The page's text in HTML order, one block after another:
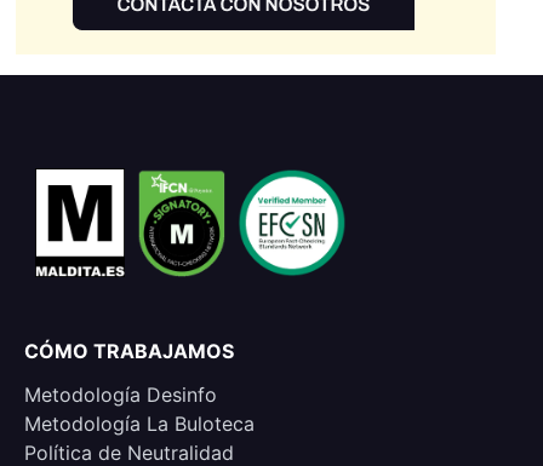
CÓMO TRABAJAMOS
Metodología Desinfo
Metodología La Buloteca
Política de Neutralidad